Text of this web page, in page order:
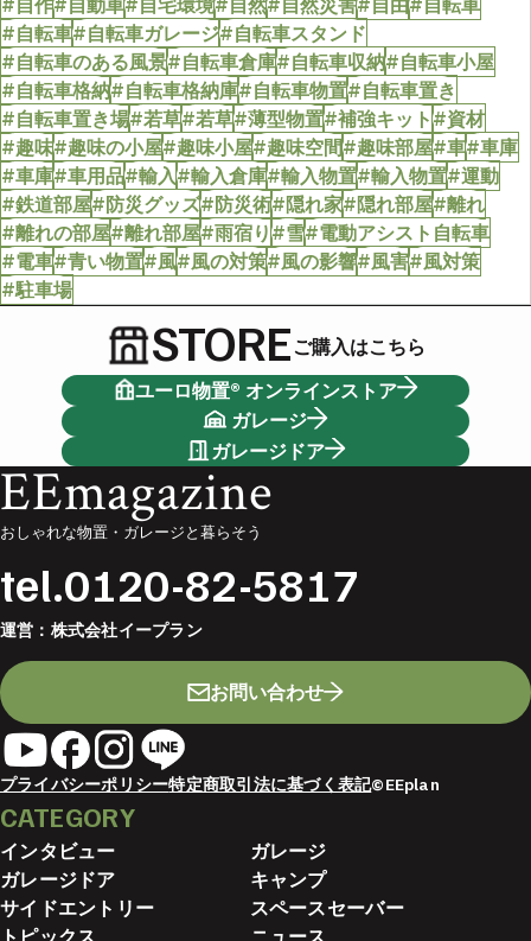
#自転車#自転車ガレージ#自転車スタンド
#自転車のある風景#自転車倉庫#自転車収納#自転車小屋
#自転車格納#自転車格納庫#自転車物置#自転車置き
#自転車置き場#若草#若草#薄型物置#補強キット#資材
#趣味#趣味の小屋#趣味小屋#趣味空間#趣味部屋#車#車庫
#車庫#車用品#輸入#輸入倉庫#輸入物置#輸入物置#運動
#鉄道部屋#防災グッズ#防災術#隠れ家#隠れ部屋#離れ
#離れの部屋#離れ部屋#雨宿り#雪#電動アシスト自転車
#電車#青い物置#風#風の対策#風の影響#風害#風対策
#駐車場
STOREご購入はこちら
ユーロ物置® オンラインストア
ガレージ
ガレージドア
EEmagazine
おしゃれな物置・ガレージと暮らそう
tel.0120-82-5817
運営： 株式会社イープラン
お問い合わせ
プライバシーポリシー特定商取引法に基づく表記©EEplan
CATEGORY
インタビュー
ガレージ
ガレージドア
キャンプ
サイドエントリー
スペースセーバー